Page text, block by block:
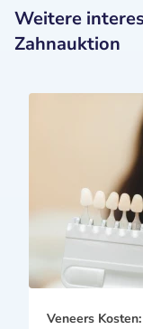
Weitere
Zahnauktion
Veneers